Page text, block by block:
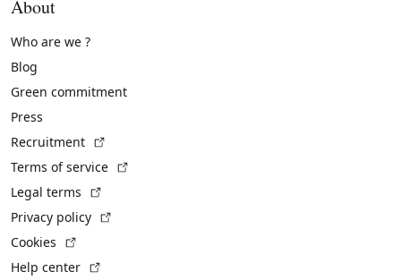
About
Who are we ?
Blog
Green commitment
Press
Recruitment
Terms of service
Legal terms
Privacy policy
Cookies
Help center